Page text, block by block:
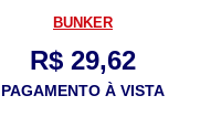
BUNKER
R$ 29,62
PAGAMENTO À VISTA